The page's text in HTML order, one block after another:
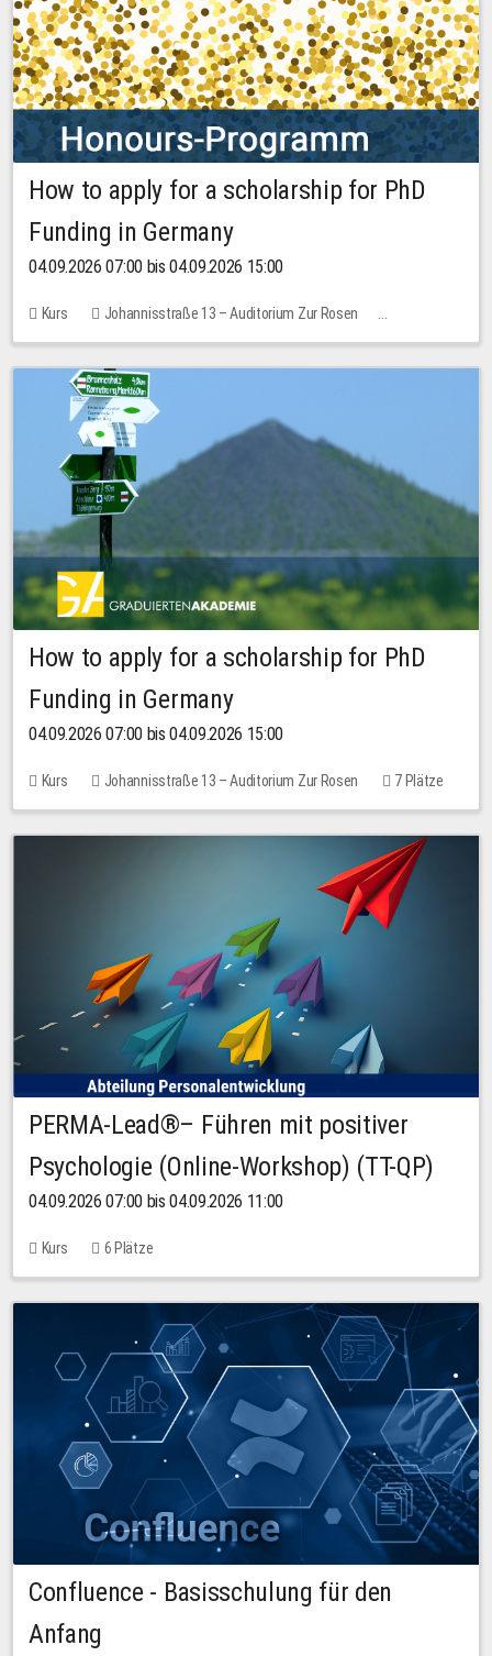
How to apply for a scholarship for PhD
Funding in Germany
04.09.2026 07:00 bis 04.09.2026 15:00
Kurs
Johannisstraße 13 – Auditorium Zur Rosen
Keine freien Plätze
How to apply for a scholarship for PhD
Funding in Germany
04.09.2026 07:00 bis 04.09.2026 15:00
Kurs Johannisstraße 13 – Auditorium Zur Rosen
7 Plätze
10,00 EUR
PERMA-Lead®– Führen mit positiver
Psychologie (Online-Workshop) (TT-QP)
04.09.2026 07:00 bis 04.09.2026 11:00
Kurs 6 Plätze
Confluence - Basisschulung für den
Anfang